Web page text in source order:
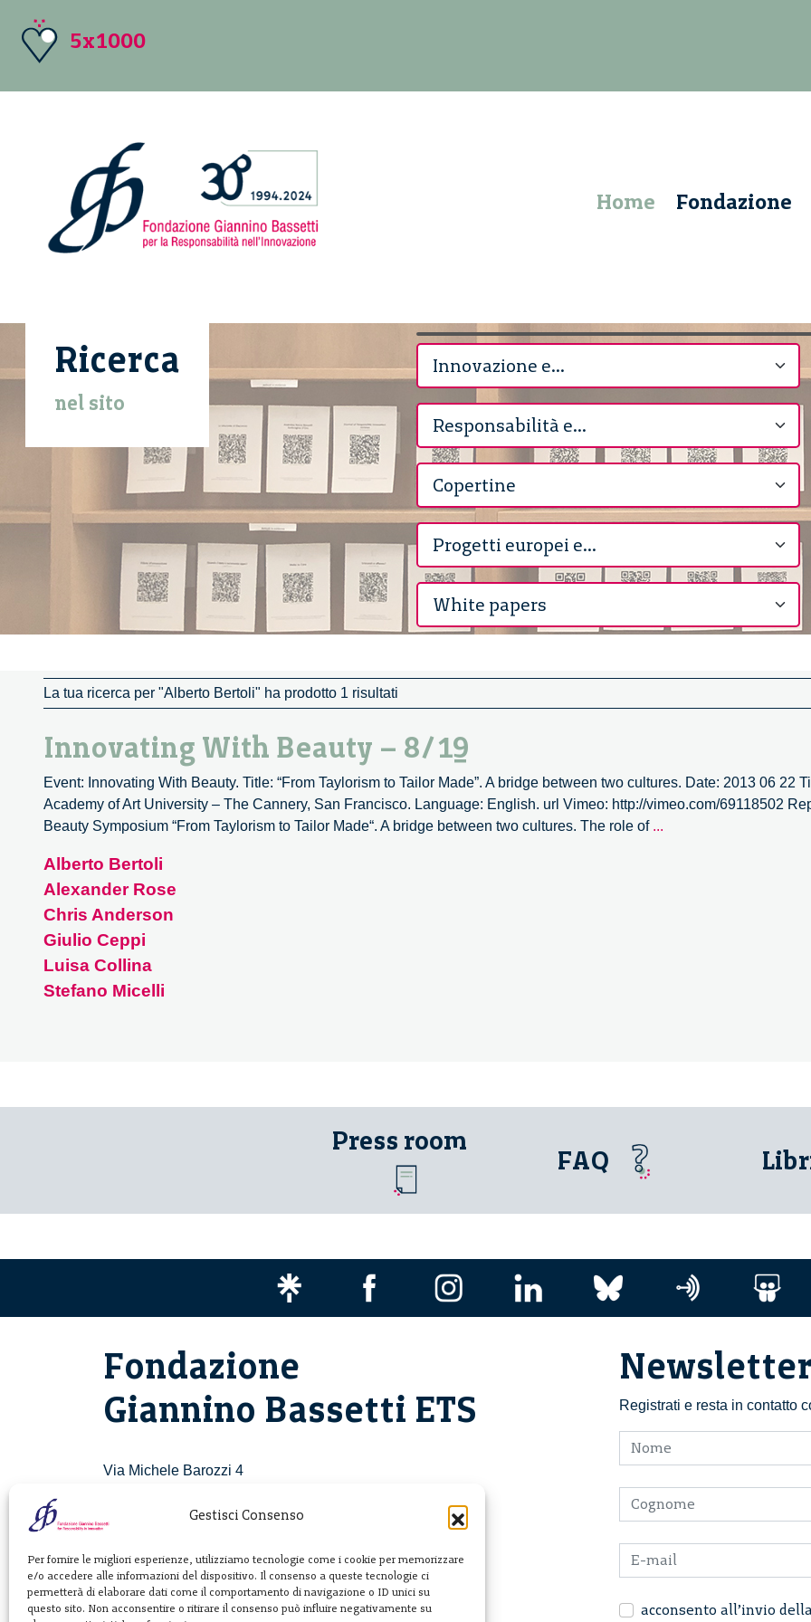
Gestisci Consenso
Per fornire le migliori esperienze, utilizziamo tecnologie come i cookie per memorizzare
e/o accedere alle informazioni del dispositivo. Il consenso a queste tecnologie ci
permetterà di elaborare dati come il comportamento di navigazione o ID unici su
questo sito. Non acconsentire o ritirare il consenso può influire negativamente su
5x1000
Home Fondazione
Ricerca
nel sito
La tua ricerca per "Alberto Bertoli" ha prodotto 1 risultati
Innovating With Beauty – 8/19
Event: Innovating With Beauty. Title: “From Taylorism to Tailor Made”. A bridge between two cultures. Date: 2013 06 22
Academy of Art University – The Cannery, San Francisco. Language: English. url Vimeo: http://vimeo.com/69118502
Beauty Symposium “From Taylorism to Tailor Made“. A bridge between two cultures. The role of ...
Alberto Bertoli
Alexander Rose
Chris Anderson
Giulio Ceppi
Luisa Collina
Stefano Micelli
Press room
FAQ
Registrati e resta in contatto
acconsento all’invio
Fondazione
Giannino Bassetti ETS
Via Michele Barozzi 4
T. +39 02 781933
info@fondazionebassetti.org